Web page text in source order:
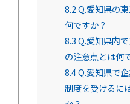
8.2Q.愛知県の
何ですか？
8.3Q.愛知県内
の注意点とは何
8.4Q.愛知県で
制度を受けるに